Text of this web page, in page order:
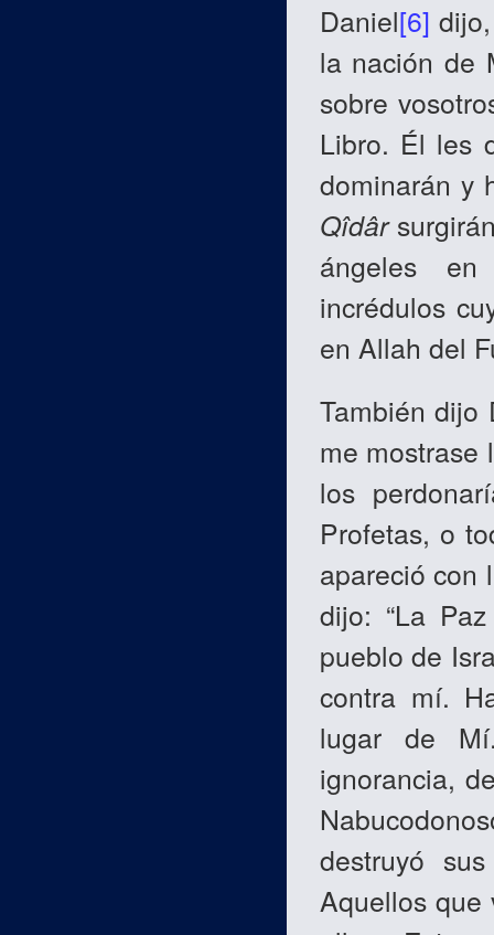
Daniel[6]
la nación de
sobre
Libro. Él les
dominarán y
Qîdâr
ángeles
incrédulos
en Allah del
También dijo
me mostrase
los
Profetas, o
apareció con
dijo: “La
pueblo de
contra mí.
lugar de
ignorancia,
destruyó
Aquellos que